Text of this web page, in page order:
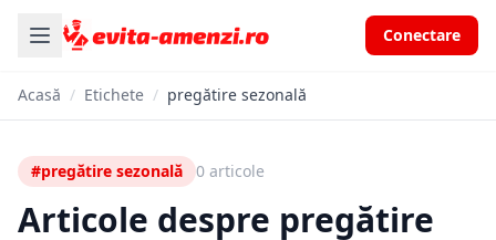
Conectare
Acasă / Etichete / pregătire sezonală
#pregătire sezonală 0 articole
Articole despre pregătire